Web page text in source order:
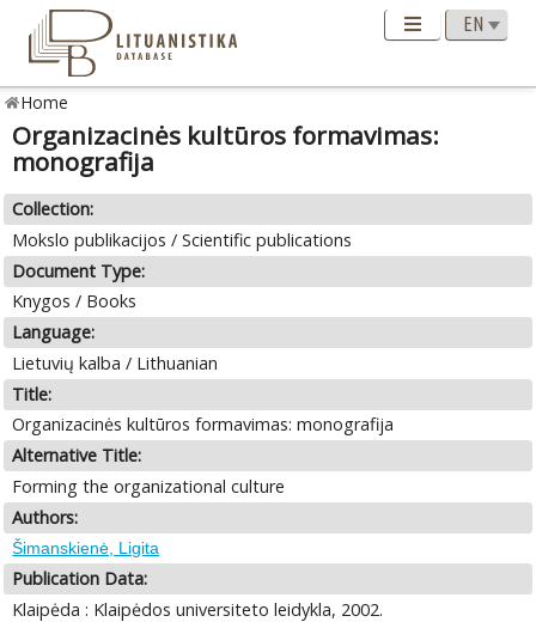
Home
Organizacinės kultūros formavimas:
monografija
Collection:
Mokslo publikacijos / Scientific publications
Document Type:
Knygos / Books
Language:
Lietuvių kalba / Lithuanian
Title:
Organizacinės kultūros formavimas: monografija
Alternative Title:
Forming the organizational culture
Authors:
Šimanskienė, Ligita
Publication Data:
Klaipėda : Klaipėdos universiteto leidykla, 2002.